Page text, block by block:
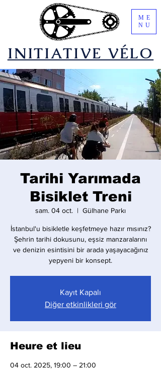
​INITIATIVE VÉLO
ME
NU
Tarihi Yarımada
Bisiklet Treni
sam. 04 oct.
  |
Gülhane Parkı
İstanbul'u bisikletle keşfetmeye hazır mısınız?
Şehrin tarihi dokusunu, eşsiz manzaralarını
ve denizin esintisini bir arada yaşayacağınız
yepyeni bir konsept.
Kayıt Kapalı
Diğer etkinlikleri gör
Heure et lieu
04 oct. 2025, 19:00 – 21:00